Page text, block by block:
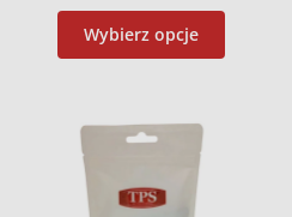
Wybierz opcje